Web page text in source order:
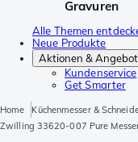
Gravuren
Alle Themen
Neue Produkte
Aktionen &
Kundenservice
Get Smarter
Home Küchenmesser &
Zwilling 33620-007 Pure